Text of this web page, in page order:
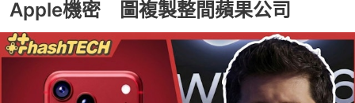
Apple機密 圖複製整間蘋果公司